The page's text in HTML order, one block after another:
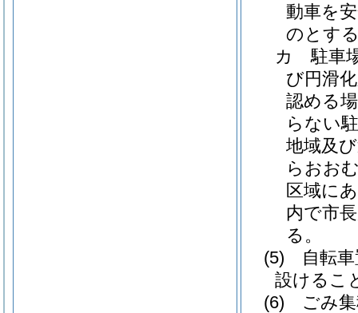
動車を
のとす
カ
駐車
び円滑
認める
らない
地域及
らおお
区域に
内で市
る。
(5)
自転
設けるこ
(6)
ごみ